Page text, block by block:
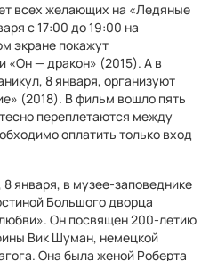
всех желающих на «Ледяные
с 17:00 до 19:00 на
экране покажут
«Он — дракон» (2015). А в
8 января, организуют
(2018). В фильм вошло пять
переплетаются между
оплатить только вход
января, в музее-заповеднике
Большого дворца
Он посвящен 200-летию
Вик Шуман, немецкой
Она была женой Роберта